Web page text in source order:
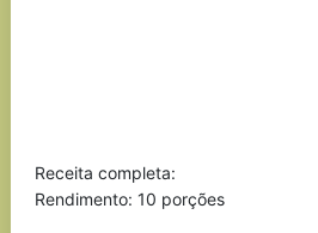
Receita completa:
Rendimento: 10 porções